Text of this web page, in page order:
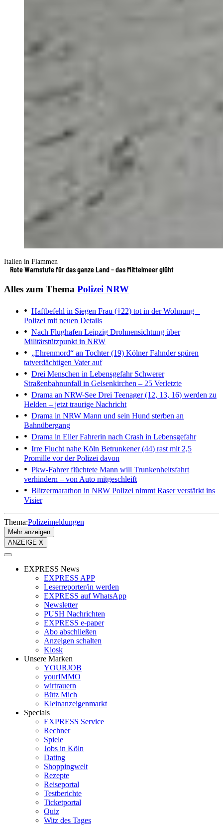
Italien in Flammen
Rote Warnstufe für das ganze Land – das Mittelmeer glüht
Alles zum Thema Polizei NRW
Haftbefehl in Siegen Frau (†22) tot in der Wohnung –
Polizei mit neuen Details
Nach Flughafen Leipzig Drohnensichtung über
Militärstützpunkt in NRW
„Ehrenmord“ an Tochter (19) Kölner Fahnder spüren
tatverdächtigen Vater auf
Drei Menschen in LebensgefahrSchwerer
Straßenbahnunfall in Gelsenkirchen – 25 Verletzte
Drama an NRW-See Drei Teenager (12, 13, 16) werden zu
Helden – jetzt traurige Nachricht
Drama in NRW Mann und sein Hund sterben an
Bahnübergang
Drama in EllerFahrerin nach Crash in Lebensgefahr
Irre Flucht nahe Köln Betrunkener (44) rast mit 2,5
Promille vor der Polizei davon
Pkw-Fahrer flüchtete Mann will Trunkenheitsfahrt
verhindern – von Auto mitgeschleift
Blitzermarathon in NRW Polizei nimmt Raser verstärkt ins
Visier
Thema:Polizeimeldungen
Mehr anzeigen
ANZEIGE X
EXPRESS News
EXPRESS APP
Leserreporter/in werden
EXPRESS auf WhatsApp
Newsletter
PUSH Nachrichten
EXPRESS e-paper
Abo abschließen
Anzeigen schalten
Kiosk
Unsere Marken
YOURJOB
yourIMMO
wirtrauern
Bütz Mich
Kleinanzeigenmarkt
Specials
EXPRESS Service
Rechner
Spiele
Jobs in Köln
Dating
Shoppingwelt
Rezepte
Reiseportal
Testberichte
Ticketportal
Quiz
Witz des Tages